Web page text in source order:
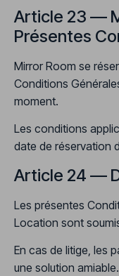
Article 23 —
Présentes
Mirror Room se
Conditions
moment.
Les conditions
date de réservation
Article 24 —
Les présentes
Location sont
En cas de litige, les
une solution